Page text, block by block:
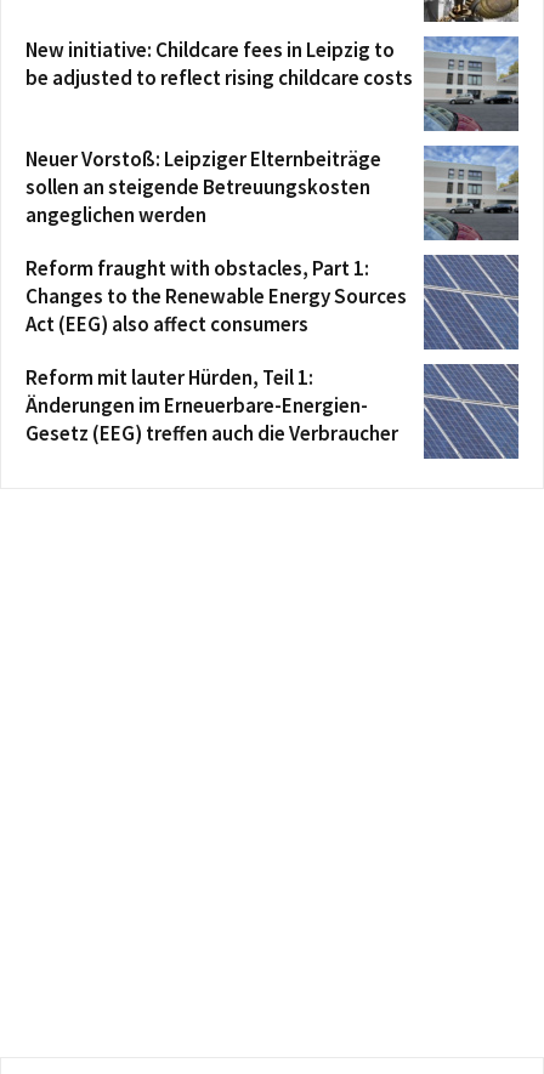
New initiative: Childcare fees in Leipzig to
be adjusted to reflect rising childcare costs
Neuer Vorstoß: Leipziger Elternbeiträge
sollen an steigende Betreuungskosten
angeglichen werden
Reform fraught with obstacles, Part 1:
Changes to the Renewable Energy Sources
Act (EEG) also affect consumers
Reform mit lauter Hürden, Teil 1:
Änderungen im Erneuerbare-Energien-
Gesetz (EEG) treffen auch die Verbraucher